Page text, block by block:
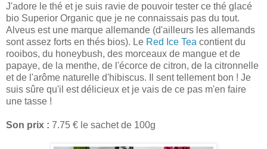
J'adore le thé et je suis ravie de pouvoir tester ce thé glacé
bio Superior Organic que je ne connaissais pas du tout.
Alveus est une marque allemande (d'ailleurs les allemands
sont assez forts en thés bios). Le Red Ice Tea contient du
rooibos, du honeybush, des morceaux de mangue et de
papaye, de la menthe, de l'écorce de citron, de la citronnelle
et de l'arôme naturelle d'hibiscus. Il sent tellement bon ! Je
suis sûre qu'il est délicieux et je vais de ce pas m'en faire
une tasse !
Son prix : 7.75 € le sachet de 100g